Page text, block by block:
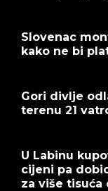
Slovenac
kako ne bi
Gori divlje
terenu 21
U Labinu
cijeni pa
za više tisuća